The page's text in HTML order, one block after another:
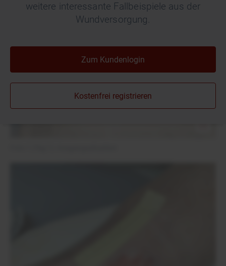
weitere interessante Fallbeispiele aus der
Wundversorgung.
Zum Kundenlogin
Kostenfrei registrieren